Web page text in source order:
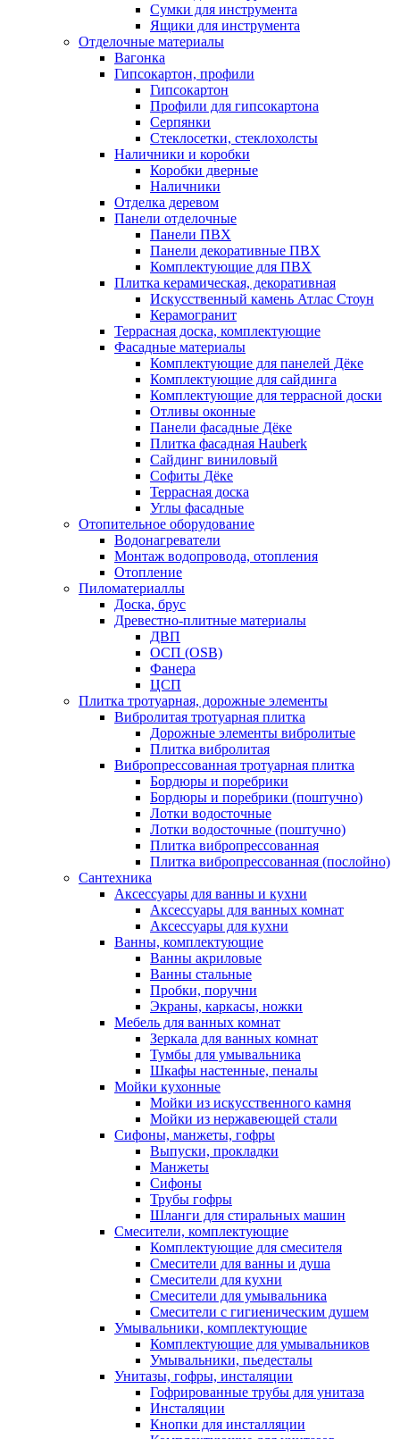
Сумки для инструмента
Ящики для инструмента
Отделочные материалы
Вагонка
Гипсокартон, профили
Гипсокартон
Профили для гипсокартона
Серпянки
Стеклосетки, стеклохолсты
Наличники и коробки
Коробки дверные
Наличники
Отделка деревом
Панели отделочные
Панели ПВХ
Панели декоративные ПВХ
Комплектующие для ПВХ
Плитка керамическая, декоративная
Искусственный камень Атлас Стоун
Керамогранит
Террасная доска, комплектующие
Фасадные материалы
Комплектующие для панелей Дёке
Комплектующие для сайдинга
Комплектующие для террасной доски
Отливы оконные
Панели фасадные Дёке
Плитка фасадная Hauberk
Сайдинг виниловый
Софиты Дёке
Террасная доска
Углы фасадные
Отопительное оборудование
Водонагреватели
Монтаж водопровода, отопления
Отопление
Пиломатериаллы
Доска, брус
Древестно-плитные материалы
ДВП
ОСП (OSB)
Фанера
ЦСП
Плитка тротуарная, дорожные элементы
Вибролитая тротуарная плитка
Дорожные элементы вибролитые
Плитка вибролитая
Вибропрессованная тротуарная плитка
Бордюры и поребрики
Бордюры и поребрики (поштучно)
Лотки водосточные
Лотки водосточные (поштучно)
Плитка вибропрессованная
Плитка вибропрессованная (послойно)
Сантехника
Аксессуары для ванны и кухни
Аксессуары для ванных комнат
Аксессуары для кухни
Ванны, комплектующие
Ванны акриловые
Ванны стальные
Пробки, поручни
Экраны, каркасы, ножки
Мебель для ванных комнат
Зеркала для ванных комнат
Тумбы для умывальника
Шкафы настенные, пеналы
Мойки кухонные
Мойки из искусственного камня
Мойки из нержавеющей стали
Сифоны, манжеты, гофры
Выпуски, прокладки
Манжеты
Сифоны
Трубы гофры
Шланги для стиральных машин
Смесители, комплектующие
Комплектующие для смесителя
Смесители для ванны и душа
Смесители для кухни
Смесители для умывальника
Смесители с гигиеническим душем
Умывальники, комплектующие
Комплектующие для умывальников
Умывальники, пьедесталы
Унитазы, гофры, инсталяции
Гофрированные трубы для унитаза
Инсталяции
Кнопки для инсталляции